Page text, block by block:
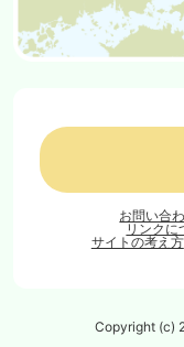
お問い合
リンクに
サイトの考え方
Copyright (c)